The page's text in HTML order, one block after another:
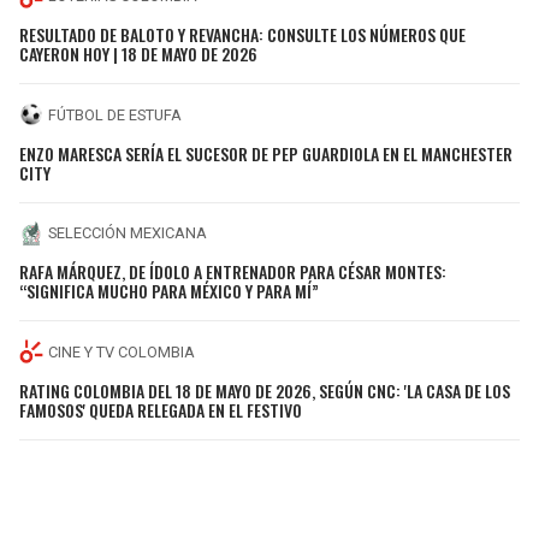
RESULTADO DE BALOTO Y REVANCHA: CONSULTE LOS NÚMEROS QUE
CAYERON HOY | 18 DE MAYO DE 2026
FÚTBOL DE ESTUFA
ENZO MARESCA SERÍA EL SUCESOR DE PEP GUARDIOLA EN EL MANCHESTER
CITY
SELECCIÓN MEXICANA
RAFA MÁRQUEZ, DE ÍDOLO A ENTRENADOR PARA CÉSAR MONTES:
“SIGNIFICA MUCHO PARA MÉXICO Y PARA MÍ”
CINE Y TV COLOMBIA
RATING COLOMBIA DEL 18 DE MAYO DE 2026, SEGÚN CNC: 'LA CASA DE LOS
FAMOSOS' QUEDA RELEGADA EN EL FESTIVO